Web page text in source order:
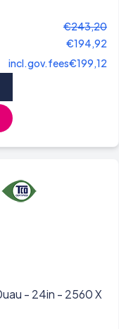
€243,20
€194,92
incl.gov.fees€199,12
- 24in - 2560 X